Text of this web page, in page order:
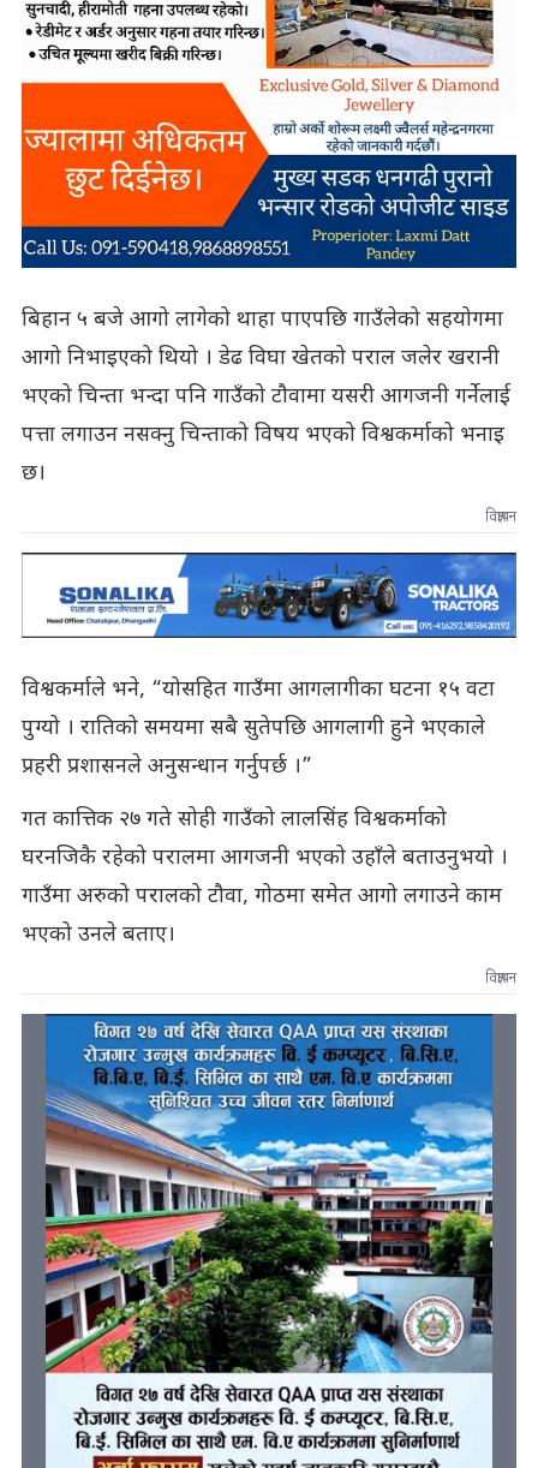
बिहान ५ बजे आगो लागेको थाहा पाएपछि गाउँलेको सहयोगमा
आगो निभाइएको थियो । डेढ विघा खेतको पराल जलेर खरानी
भएको चिन्ता भन्दा पनि गाउँको टौवामा यसरी आगजनी गर्नेलाई
पत्ता लगाउन नसक्नु चिन्ताको विषय भएको विश्वकर्माको भनाइ
छ।
विज्ञापन
विश्वकर्माले भने, “योसहित गाउँमा आगलागीका घटना १५ वटा
पुग्यो । रातिको समयमा सबै सुतेपछि आगलागी हुने भएकाले
प्रहरी प्रशासनले अनुसन्धान गर्नुपर्छ ।”
गत कात्तिक २७ गते सोही गाउँको लालसिंह विश्वकर्माको
घरनजिकै रहेको परालमा आगजनी भएको उहाँले बताउनुभयो ।
गाउँमा अरुको परालको टौवा, गोठमा समेत आगो लगाउने काम
भएको उनले बताए।
विज्ञापन